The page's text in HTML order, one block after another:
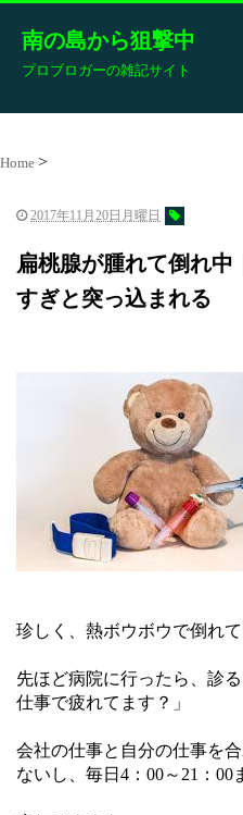
南の島から狙撃中
プロブロガーの雑記サイト
Home
2017年11月20日月曜日
扁桃腺が腫れて倒れ中
すぎと突っ込まれる
珍しく、熱ボウボウで倒れて
先ほど病院に行ったら、診
仕事で疲れてます？」
会社の仕事と自分の仕事を
ないし、毎日4：00～21：00